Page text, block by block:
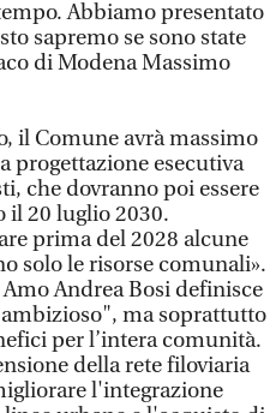
Abbiamo presentato
sapremo se sono state
di Modena Massimo
il Comune avrà massimo
progettazione esecutiva
che dovranno poi essere
il 20 luglio 2030.
prima del 2028 alcune
solo le risorse comunali».
Andrea Bosi definisce
ma soprattutto
per l’intera comunità.
della rete filoviaria
l'integrazione